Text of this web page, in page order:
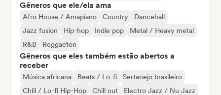
Gêneros que ele/ela ama
Afro House / Amapiano Country
Dancehall
Jazz fusion
Hip-hop Indie pop
Metal / Heavy metal
R&B
Reggaeton
Gêneros que eles também estão abertos a
receber
Música africana Beats / Lo-fi
Sertanejo brasileiro
Chill / Lo-fi Hip-Hop
Chill out
Electro Jazz / Nu Jazz